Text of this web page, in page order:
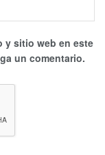
y sitio web en este
un comentario.